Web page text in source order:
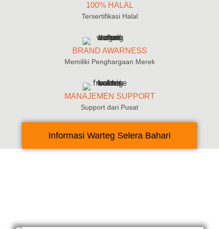
100% HALAL
Tersertifikasi Halal
BRAND AWARNESS
Memiliki Penghargaan Merek
MANAJEMEN SUPPORT
Support dari Pusat
Informasi Warteg Selera Bahari